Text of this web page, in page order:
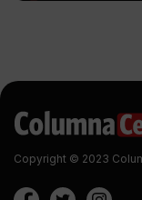
Copyright © 2023